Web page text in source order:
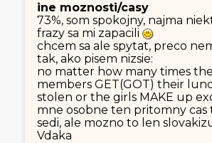
ine moznosti/casy
73%, som spokojny, najma
frazy sa mi zapacili
chcem sa ale spytat, preco
tak, ako pisem nizsie:
no matter how many times
members GET(GOT) their
stolen or the girls MAKE up
mne osobne ten pritomny cas
sedi, ale mozno to len
Vdaka